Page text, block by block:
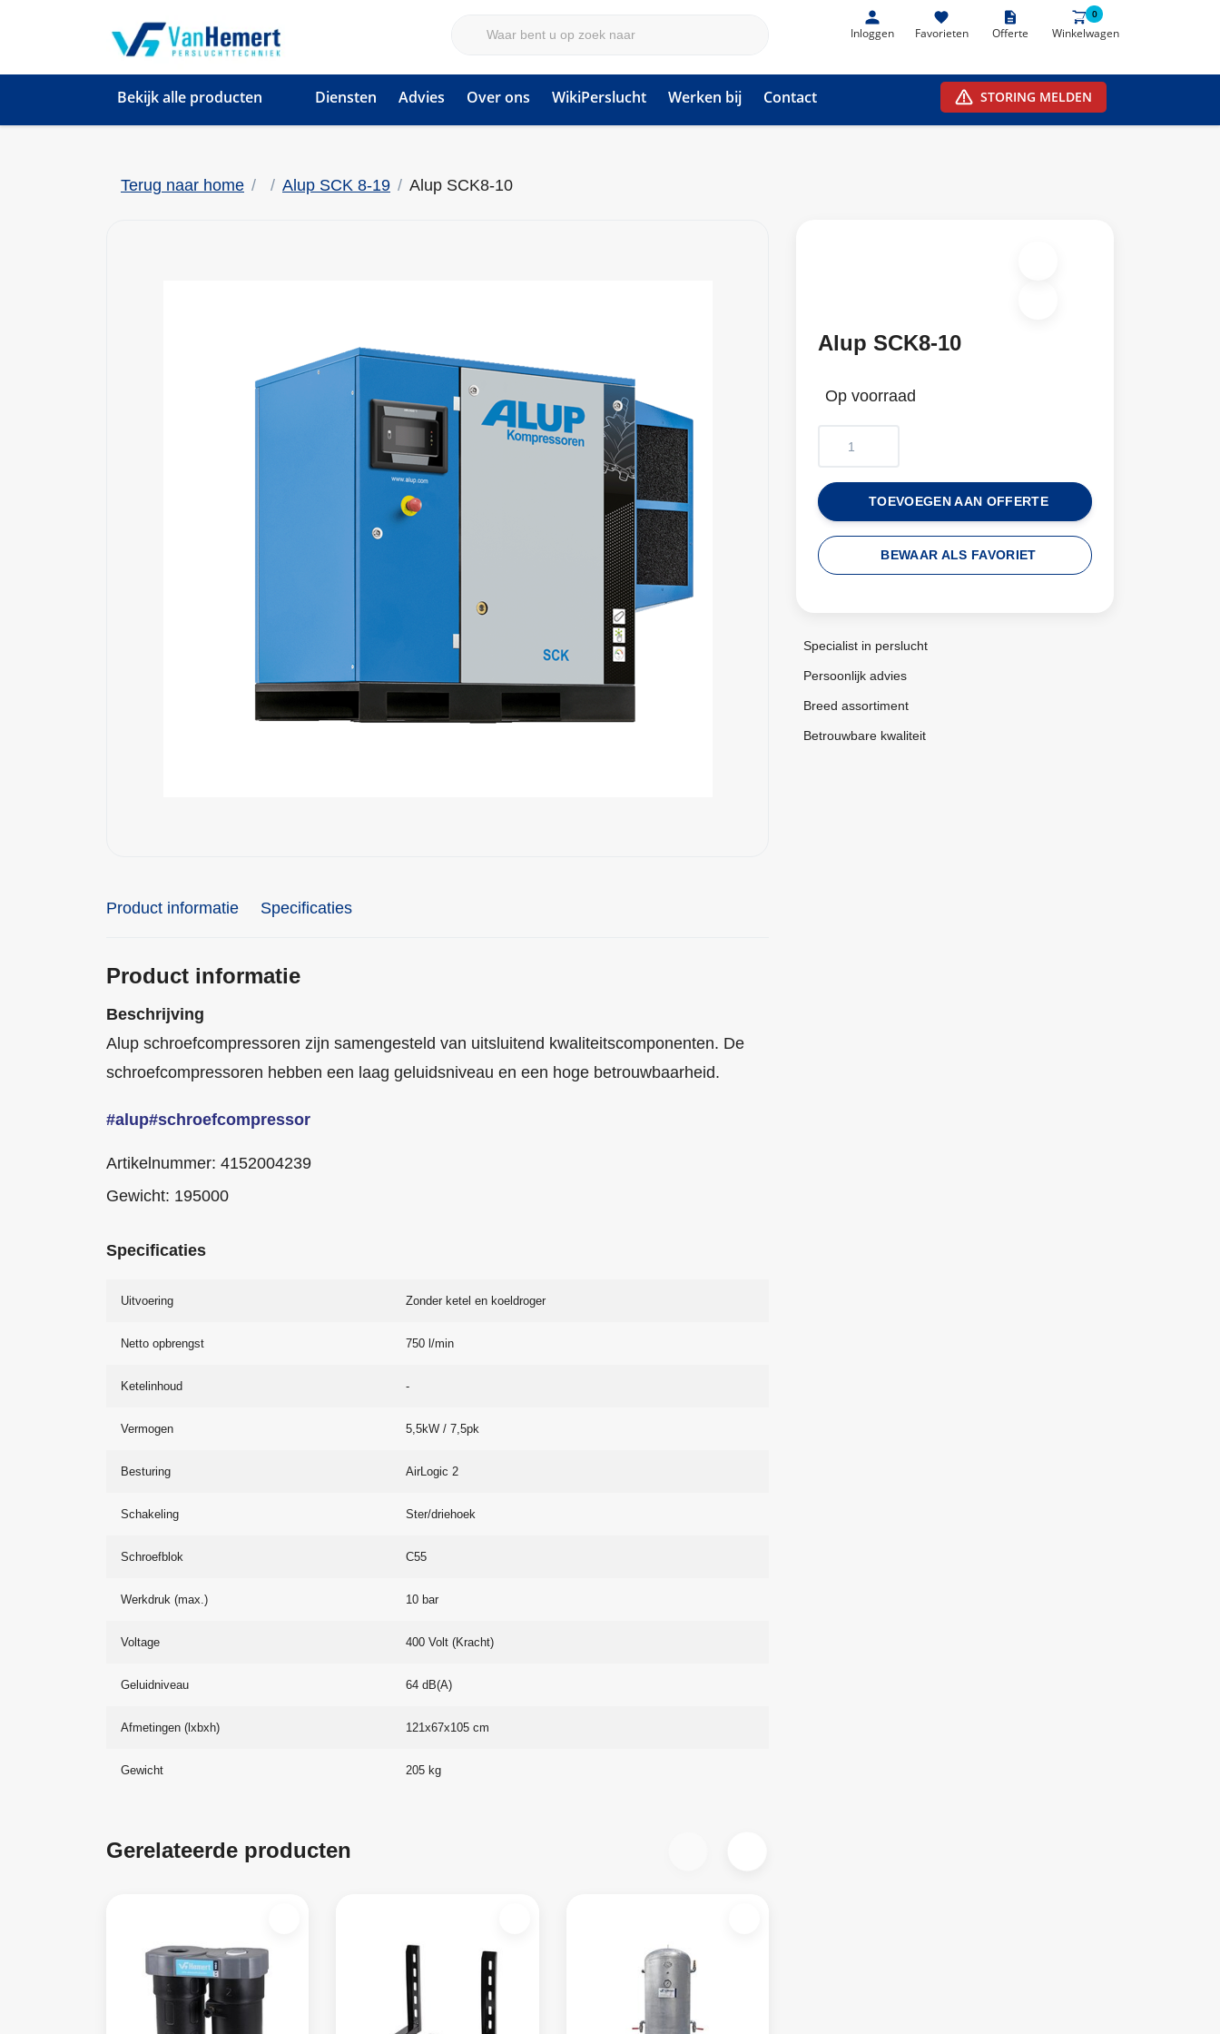
Inloggen Favorieten Offerte
0
Winkelwagen
Bekijk alle producten Diensten Advies Over ons WikiPerslucht Werken bij Contact STORING MELDEN
Terug naar home Alup SCK 8-19 Alup SCK8-10
Alup SCK8-10
Op voorraad
TOEVOEGEN AAN OFFERTE
BEWAAR ALS FAVORIET
Specialist in perslucht
Persoonlijk advies
Breed assortiment
Betrouwbare kwaliteit
Product informatie Specificaties
Product informatie
Beschrijving
Alup schroefcompressoren zijn samengesteld van uitsluitend kwaliteitscomponenten. De
schroefcompressoren hebben een laag geluidsniveau en een hoge betrouwbaarheid.
#alup#schroefcompressor
Artikelnummer: 4152004239
Gewicht: 195000
Specificaties
Uitvoering Zonder ketel en koeldroger
Netto opbrengst 750 l/min
Ketelinhoud -
Vermogen 5,5kW / 7,5pk
Besturing AirLogic 2
Schakeling Ster/driehoek
Schroefblok C55
Werkdruk (max.) 10 bar
Voltage 400 Volt (Kracht)
Geluidniveau 64 dB(A)
Afmetingen (lxbxh) 121x67x105 cm
Gewicht 205 kg
Gerelateerde producten